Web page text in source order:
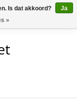
Is dat akkoord?
Ja
»